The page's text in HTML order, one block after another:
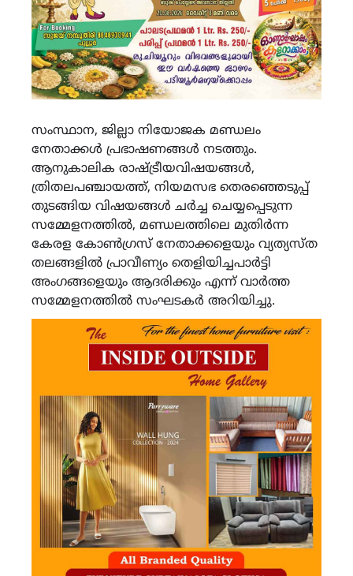
സംസ്ഥാന, ജില്ലാ നിയോജക മണ്ഡലം
നേതാക്കൾ പ്രഭാഷണങ്ങൾ നടത്തും.
ആനുകാലിക രാഷ്ട്രീയവിഷയങ്ങൾ,
ത്രിതലപഞ്ചായത്ത്, നിയമസഭ തെരഞ്ഞെടുപ്പ്
തുടങ്ങിയ വിഷയങ്ങൾ ചർച്ച ചെയ്യപ്പെടുന്ന
സമ്മേളനത്തിൽ, മണ്ഡലത്തിലെ മുതിർന്ന
കേരള കോൺഗ്രസ് നേതാക്കളെയും വ്യത്യസ്ത
തലങ്ങളിൽ പ്രാവീണ്യം തെളിയിച്ചപാർട്ടി
അംഗങ്ങളെയും ആദരിക്കും എന്ന് വാർത്ത
സമ്മേളനത്തിൽ സംഘടകർ അറിയിച്ചു.